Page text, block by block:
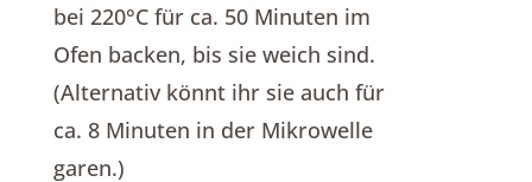
bei 220°C für ca. 50 Minuten im
Ofen backen, bis sie weich sind.
(Alternativ könnt ihr sie auch für
ca. 8 Minuten in der Mikrowelle
garen.)